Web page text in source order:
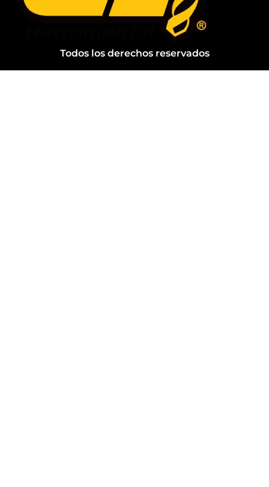
Todos los derechos reservados